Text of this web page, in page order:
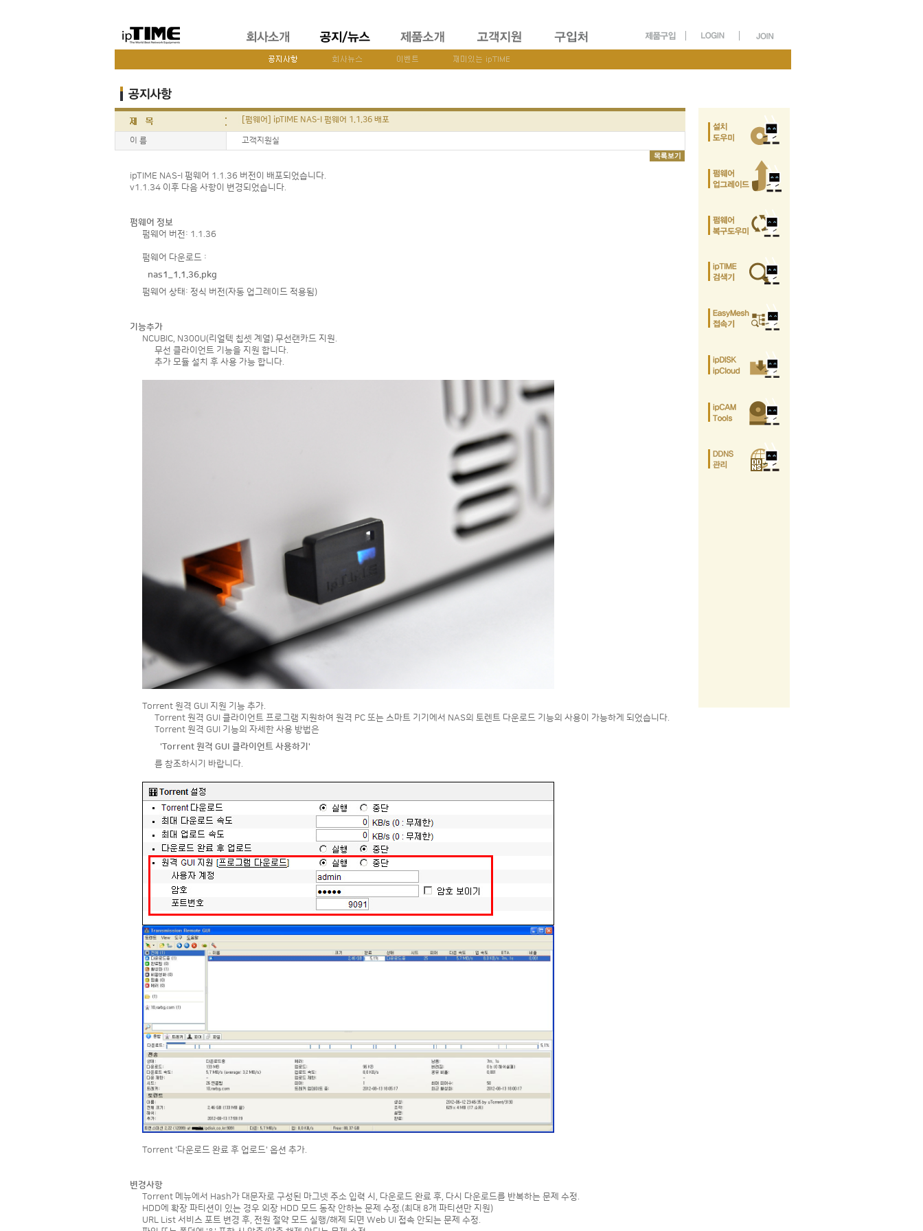
[펌웨어] ipTIME NAS-I 펌웨어 1.1.36 배포
이 름 고객지원실
ipTIME NAS-I 펌웨어 1.1.36 버전이 배포되었습니다.
v1.1.34 이후 다음 사항이 변경되었습니다.
펌웨어 정보
펌웨어 버전: 1.1.36
펌웨어 다운로드 :
nas1_1.1.36.pkg
펌웨어 상태: 정식 버전(자동 업그레이드 적용됨)
기능추가
NCUBIC, N300U(리얼텍 칩셋 계열) 무선랜카드 지원.
무선 클라이언트 기능을 지원 합니다.
추가 모듈 설치 후 사용 가능 합니다.
Torrent 원격 GUI 지원 기능 추가.
Torrent 원격 GUI 클라이언트 프로그램 지원하여 원격 PC 또는 스마트 기기에서 NAS의 토렌트 다운로드 기능의 사용이 가능하게 되었습니다.
Torrent 원격 GUI 기능의 자세한 사용 방법은
'Torrent 원격 GUI 클라이언트 사용하기'
를 참조하시기 바랍니다.
Torrent '다운로드 완료 후 업로드' 옵션 추가.
변경사항
Torrent 메뉴에서 Hash가 대문자로 구성된 마그넷 주소 입력 시, 다운로드 완료 후, 다시 다운로드를 반복하는 문제 수정.
HDD에 확장 파티션이 있는 경우 외장 HDD 모드 동작 안하는 문제 수정.(최대 8개 파티션만 지원)
URL List 서비스 포트 변경 후, 전원 절약 모드 실행/해제 되면 Web UI 접속 안되는 문제 수정.